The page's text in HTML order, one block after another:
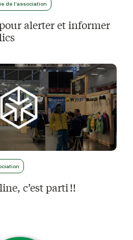
de l'association
alerter et informer
c’est parti !!